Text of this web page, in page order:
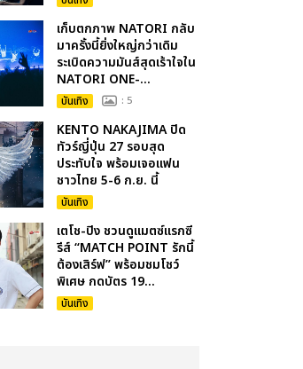
เก็บตกภาพ NATORI กลับ
มาครั้งนี้ยิ่งใหญ่กว่าเดิม
ระเบิดความมันส์สุดเร้าใจใน
NATORI ONE-...
บันเทิง : 5
KENTO NAKAJIMA ปิด
ทัวร์ญี่ปุ่น 27 รอบสุด
ประทับใจ พร้อมเจอแฟน
ชาวไทย 5-6 ก.ย. นี้
บันเทิง
เตโช-ปิง ชวนดูแมตซ์แรกซี
รีส์ “MATCH POINT รักนี้
ต้องเสิร์ฟ” พร้อมชมโชว์
พิเศษ กดบัตร 19...
บันเทิง